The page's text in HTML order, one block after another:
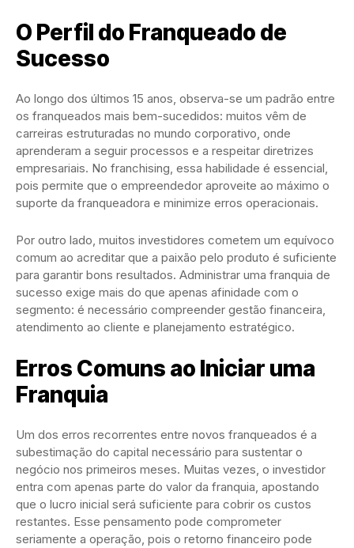
O Perfil do Franqueado de
Sucesso
Ao longo dos últimos 15 anos, observa-se um padrão entre
os franqueados mais bem-sucedidos: muitos vêm de
carreiras estruturadas no mundo corporativo, onde
aprenderam a seguir processos e a respeitar diretrizes
empresariais. No franchising, essa habilidade é essencial,
pois permite que o empreendedor aproveite ao máximo o
suporte da franqueadora e minimize erros operacionais.
Por outro lado, muitos investidores cometem um equívoco
comum ao acreditar que a paixão pelo produto é suficiente
para garantir bons resultados. Administrar uma franquia de
sucesso exige mais do que apenas afinidade com o
segmento: é necessário compreender gestão financeira,
atendimento ao cliente e planejamento estratégico.
Erros Comuns ao Iniciar uma
Franquia
Um dos erros recorrentes entre novos franqueados é a
subestimação do capital necessário para sustentar o
negócio nos primeiros meses. Muitas vezes, o investidor
entra com apenas parte do valor da franquia, apostando
que o lucro inicial será suficiente para cobrir os custos
restantes. Esse pensamento pode comprometer
seriamente a operação, pois o retorno financeiro pode